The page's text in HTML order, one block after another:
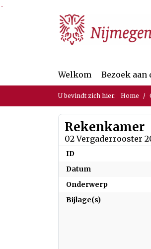
Ga naar de inhoud van deze pagina
Ga naar het zoeken
Ga naar het menu
Welkom Bezoek aan
U bevindt zich hier: Home
Rekenkamer
02 Vergaderrooster
ID
Datum
Onderwerp
Bijlage(s)